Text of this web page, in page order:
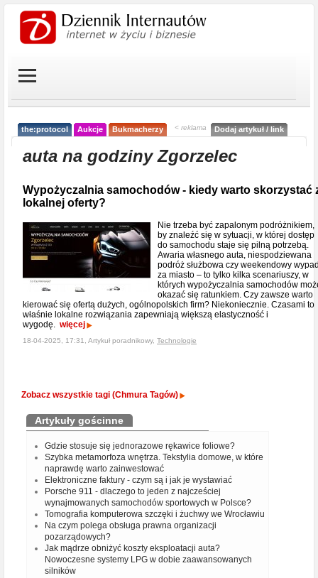
the:protocol Aukcje Bukmacherzy < reklama Dodaj artykuł / link
auta na godziny Zgorzelec
Wypożyczalnia samochodów - kiedy warto skorzystać
lokalnej oferty?
Nie trzeba być zapalonym podróżnikiem,
by znaleźć się w sytuacji, w której dostęp
do samochodu staje się pilną potrzebą.
Awaria własnego auta, niespodziewana
podróż służbowa czy weekendowy
za miasto – to tylko kilka scenariuszy, w
których wypożyczalnia samochodów
okazać się ratunkiem. Czy zawsze warto
kierować się ofertą dużych, ogólnopolskich firm? Niekoniecznie. Czasami to
właśnie lokalne rozwiązania zapewniają większą elastyczność i
wygodę. więcej
18-04-2025, 17:31, Artykuł poradnikowy, Technologie
Zobacz wszystkie tagi (Chmura Tagów)
Artykuły gościnne
Gdzie stosuje się jednorazowe rękawice foliowe?
Szybka metamorfoza wnętrza. Tekstylia domowe, w które
naprawdę warto zainwestować
Elektroniczne faktury - czym są i jak je wystawiać
Porsche 911 - dlaczego to jeden z najcześciej
wynajmowanych samochodów sportowych w Polsce?
Tomografia komputerowa szczęki i żuchwy we Wrocławiu
Na czym polega obsługa prawna organizacji
pozarządowych?
Jak mądrze obniżyć koszty eksploatacji auta?
Nowoczesne systemy LPG w dobie zaawansowanych
silników